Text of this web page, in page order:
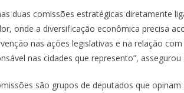
duas comissões estratégicas diretamente
onde a diversificação econômica precisa
nas ações legislativas e na relação
nas cidades que represento”, assegurou
são grupos de deputados que